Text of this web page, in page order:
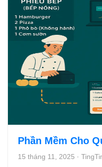
Phần Mềm Cho
15 tháng 11, 2025 ·